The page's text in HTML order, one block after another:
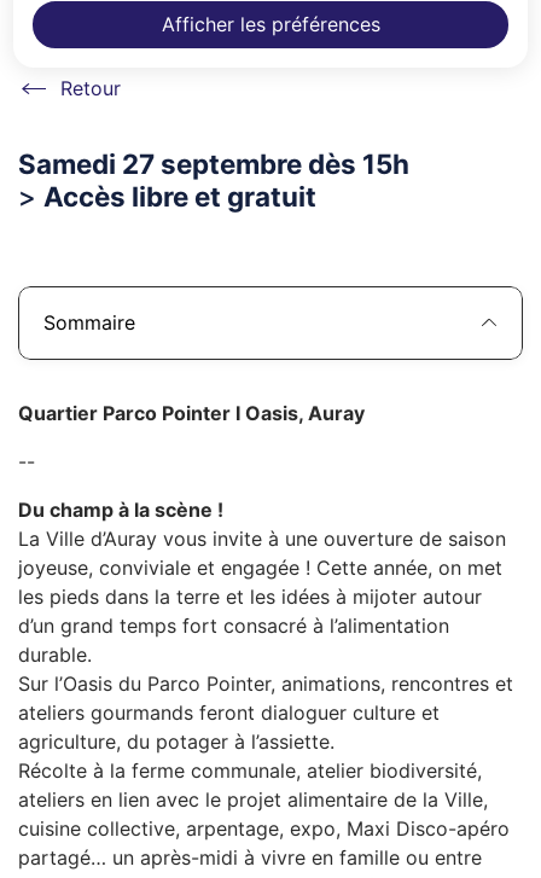
Afficher les préférences
Accueil
Samedi 27 septembre dès 15h
> Accès libre et gratuit
Sommaire
Quartier Parco Pointer I Oasis, Auray
--
Du champ à la scène !
La Ville d’Auray vous invite à une ouverture de saison
joyeuse, conviviale et engagée ! Cette année, on met
les pieds dans la terre et les idées à mijoter autour
d’un grand temps fort consacré à l’alimentation
durable.
Sur l’Oasis du Parco Pointer, animations, rencontres et
ateliers gourmands feront dialoguer culture et
agriculture, du potager à l’assiette.
Récolte à la ferme communale, atelier biodiversité,
ateliers en lien avec le projet alimentaire de la Ville,
cuisine collective, arpentage, expo, Maxi Disco-apéro
partagé… un après-midi à vivre en famille ou entre